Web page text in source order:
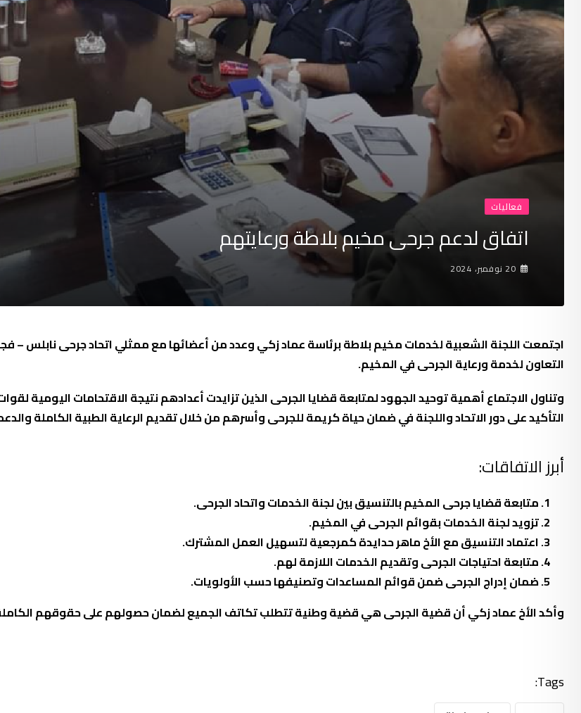
فعاليات
اتفاق لدعم جرحى مخيم بلاطة ورعايتهم
20 نوفمبر، 2024
اجتمعتاللجنة الشعبية لخدمات مخيم بلاطةبرئاسة عماد زكي وعدد من أعضائها مع ممثلياتحاد جرحى نابلس –
التعاون لخدمة ورعاية الجرحى في المخيم.
وتناول الاجتماع أهمية توحيد الجهود لمتابعة قضايا الجرحى الذين تزايدت أعدادهم نتيجة الاقتحامات اليومية
التأكيد على دور الاتحاد واللجنة في ضمان حياة كريمة للجرحى وأسرهم من خلال تقديم الرعاية الطبية الكاملة والدعم
أبرز الاتفاقات:
متابعة قضايا جرحى المخيم بالتنسيق بين لجنة الخدمات واتحاد الجرحى.
تزويد لجنة الخدمات بقوائم الجرحى في المخيم.
اعتماد التنسيق مع الأخ ماهر حدايدة كمرجعية لتسهيل العمل المشترك.
متابعة احتياجات الجرحى وتقديم الخدمات اللازمة لهم.
ضمان إدراج الجرحى ضمن قوائم المساعدات وتصنيفها حسب الأولويات.
وأكد الأخ عماد زكي أن قضية الجرحى هي قضية وطنية تتطلب تكاتف الجميع لضمان حصولهم على حقوقهم
Tags: